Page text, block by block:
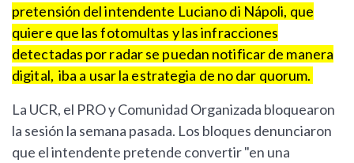
pretensión del intendente Luciano di Nápoli, que
quiere que las fotomultas y las infracciones
detectadas por radar se puedan notificar de manera
digital, iba a usar la estrategia de no dar quorum.
La UCR, el PRO y Comunidad Organizada bloquearon
la sesión la semana pasada. Los bloques denunciaron
que el intendente pretende convertir "en una